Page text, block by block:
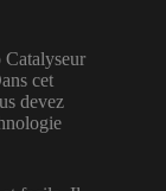
Catalyseur
cet
devez